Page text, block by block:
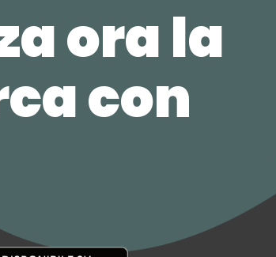
ora la
con